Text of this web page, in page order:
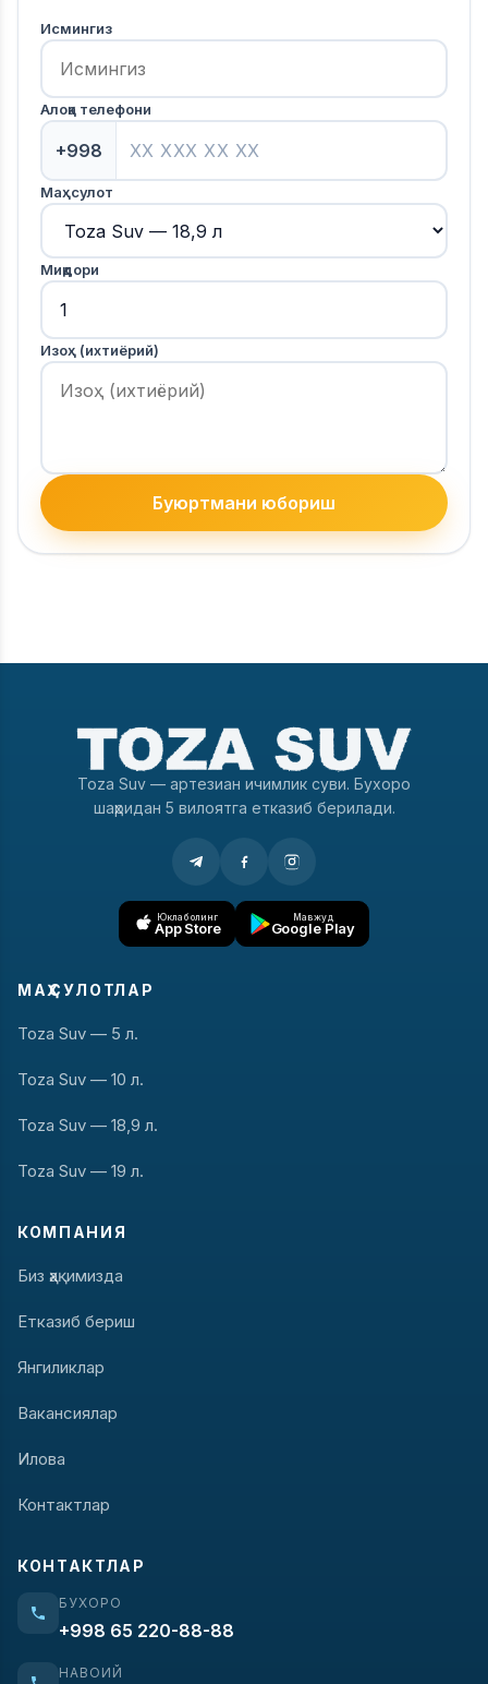
Исмингиз
Алоқа телефони
+998
Маҳсулот
Миқдори
Изоҳ (ихтиёрий)
Буюртмани юбориш
Toza Suv — артезиан ичимлик суви. Бухоро
шаҳридан 5 вилоятга етказиб берилади.
Юклаб олинг
App Store
Мавжуд
Google Play
МАҲСУЛОТЛАР
Toza Suv — 5 л.
Toza Suv — 10 л.
Toza Suv — 18,9 л.
Toza Suv — 19 л.
КОМПАНИЯ
Биз ҳақимизда
Етказиб бериш
Янгиликлар
Вакансиялар
Илова
Контактлар
КОНТАКТЛАР
БУХОРО
+998 65 220-88-88
НАВОИЙ